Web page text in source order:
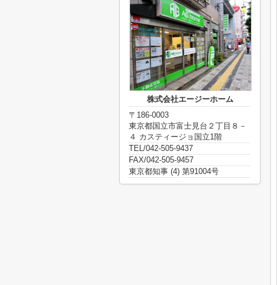
株式会社エージーホーム
〒186-0003
東京都国立市富士見台２丁目８－
４ カスティージョ国立1階
TEL/042-505-9437
FAX/042-505-9457
東京都知事 (4) 第91004号